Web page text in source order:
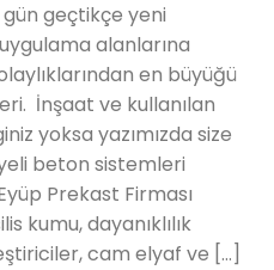
geçtikçe yeni
alanlarına
en büyüğü
İnşaat ve kullanılan
yoksa yazımızda size
beton sistemleri
Prekast Firması
kumu, dayanıklılık
cam elyaf ve […]